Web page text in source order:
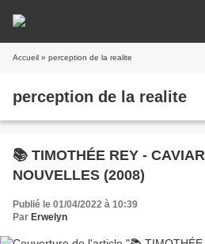
Accueil » perception de la realite
perception de la realite
📚 TIMOTHÉE REY -
NOUVELLES (2008)
Publié le 01/04/2022 à 10:39
Par Erwelyn